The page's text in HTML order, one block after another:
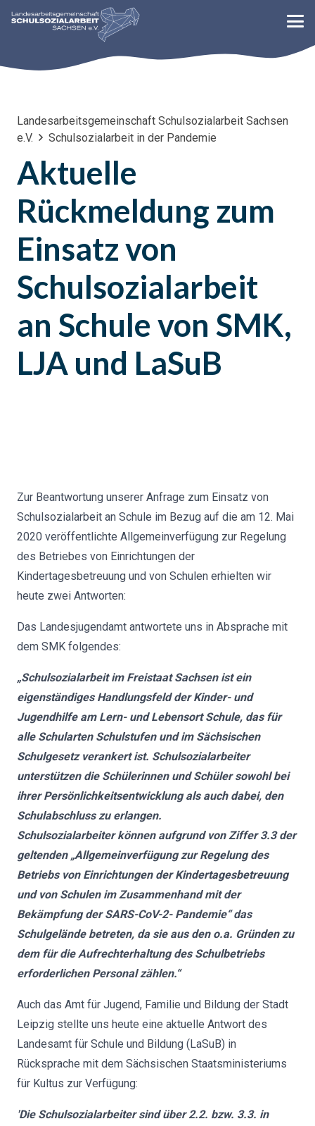
Landesarbeitsgemeinschaft Schulsozialarbeit Sachsen
e.V.
Schulsozialarbeit in der Pandemie
Aktuelle
Rückmeldung zum
Einsatz von
Schulsozialarbeit
an Schule von SMK,
LJA und LaSuB
Zur Beantwortung unserer Anfrage zum Einsatz von
Schulsozialarbeit an Schule im Bezug auf die am 12. Mai
2020 veröffentlichte Allgemeinverfügung zur Regelung
des Betriebes von Einrichtungen der
Kindertagesbetreuung und von Schulen erhielten wir
heute zwei Antworten:
Das Landesjugendamt antwortete uns in Absprache mit
dem SMK folgendes:
„Schulsozialarbeit im Freistaat Sachsen ist ein
eigenständiges Handlungsfeld der Kinder- und
Jugendhilfe am Lern- und Lebensort Schule, das für
alle Schularten Schulstufen und im Sächsischen
Schulgesetz verankert ist. Schulsozialarbeiter
unterstützen die Schülerinnen und Schüler sowohl bei
ihrer Persönlichkeitsentwicklung als auch dabei, den
Schulabschluss zu erlangen.
Schulsozialarbeiter können aufgrund von Ziffer 3.3 der
geltenden „Allgemeinverfügung zur Regelung des
Betriebs von Einrichtungen der Kindertagesbetreuung
und von Schulen im Zusammenhand mit der
Bekämpfung der SARS-CoV-2- Pandemie“ das
Schulgelände betreten, da sie aus den o.a. Gründen zu
dem für die Aufrechterhaltung des Schulbetriebs
erforderlichen Personal zählen.“
Auch das Amt für Jugend, Familie und Bildung der Stadt
Leipzig stellte uns heute eine aktuelle Antwort des
Landesamt für Schule und Bildung (LaSuB) in
Rücksprache mit dem Sächsischen Staatsministeriums
für Kultus zur Verfügung:
'Die Schulsozialarbeiter sind über 2.2. bzw. 3.3. in